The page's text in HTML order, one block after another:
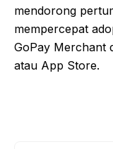
mendorong
mempercepat
GoPay Merchant
atau App Store.